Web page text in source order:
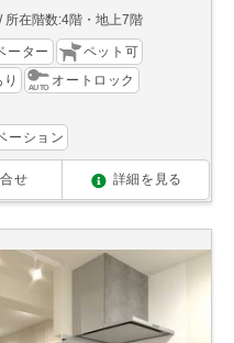
所在階数:4階・地上7階
ーター
ペット可
オートロック
ーション
せ 詳細を見る